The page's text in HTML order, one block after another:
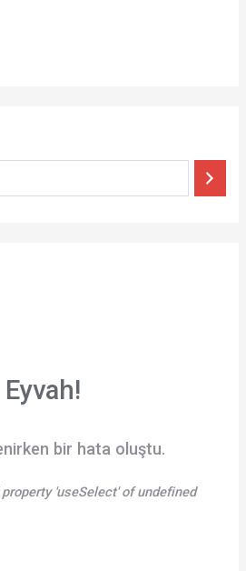
Eyvah!
bir hata oluştu.
'useSelect' of undefined